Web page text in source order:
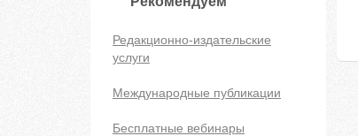
Редакционно-издательские
услуги
Международные публикации
Бесплатные вебинары